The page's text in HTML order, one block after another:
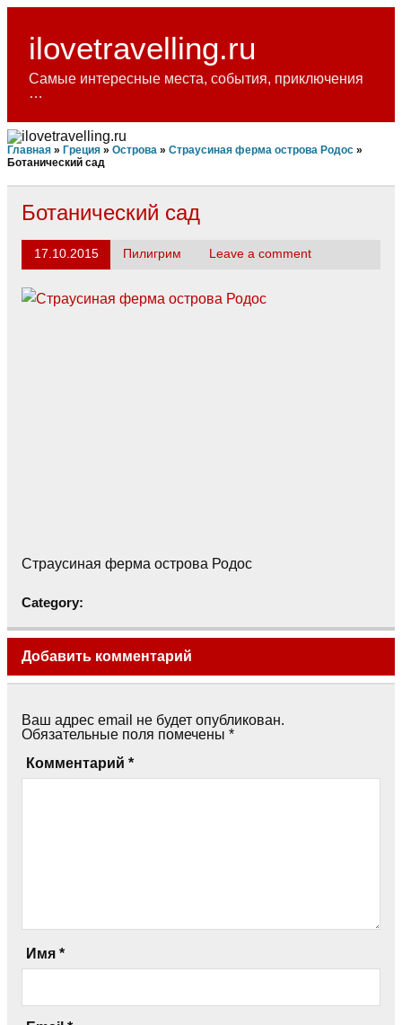
Skip
contentilovetravelling.ru
Самые интересные места, события, приключения
…
Главная » Греция » Острова » Страусиная ферма острова Родос »
Ботанический сад
Ботанический сад
17.10.2015 Пилигрим Leave a comment
Страусиная ферма острова Родос
Category:
Добавить комментарий
Ваш адрес email не будет опубликован.
Обязательные поля помечены *
Комментарий *
Имя *